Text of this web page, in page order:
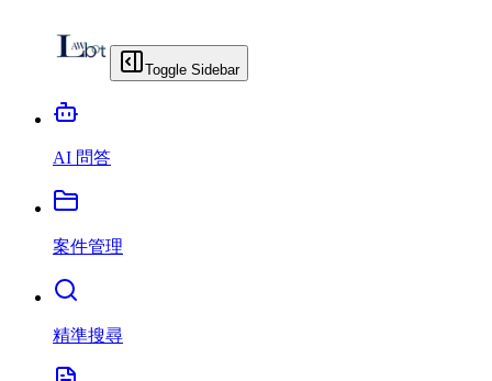
Toggle Sidebar
AI 問答
案件管理
精準搜尋